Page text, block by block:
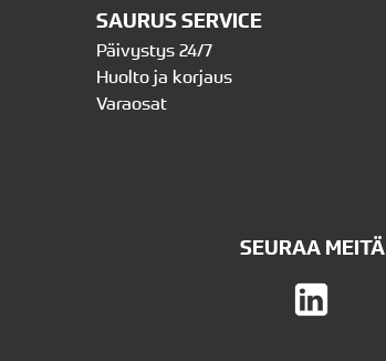
SAURUS SERVICE
Päivystys 24/7
Huolto ja korjaus
Varaosat
SEURAA MEITÄ